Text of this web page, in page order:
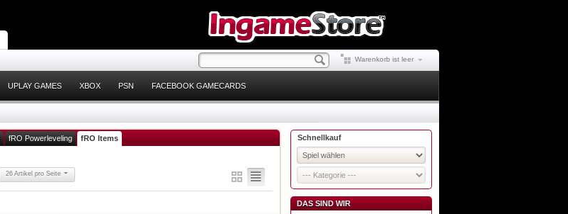
Warenkorb ist leer
UPLAY GAMES XBOX PSN FACEBOOK GAMECARDS
fRO Powerleveling fRO Items
26 Artikel pro Seite
Schnellkauf
DAS SIND WIR